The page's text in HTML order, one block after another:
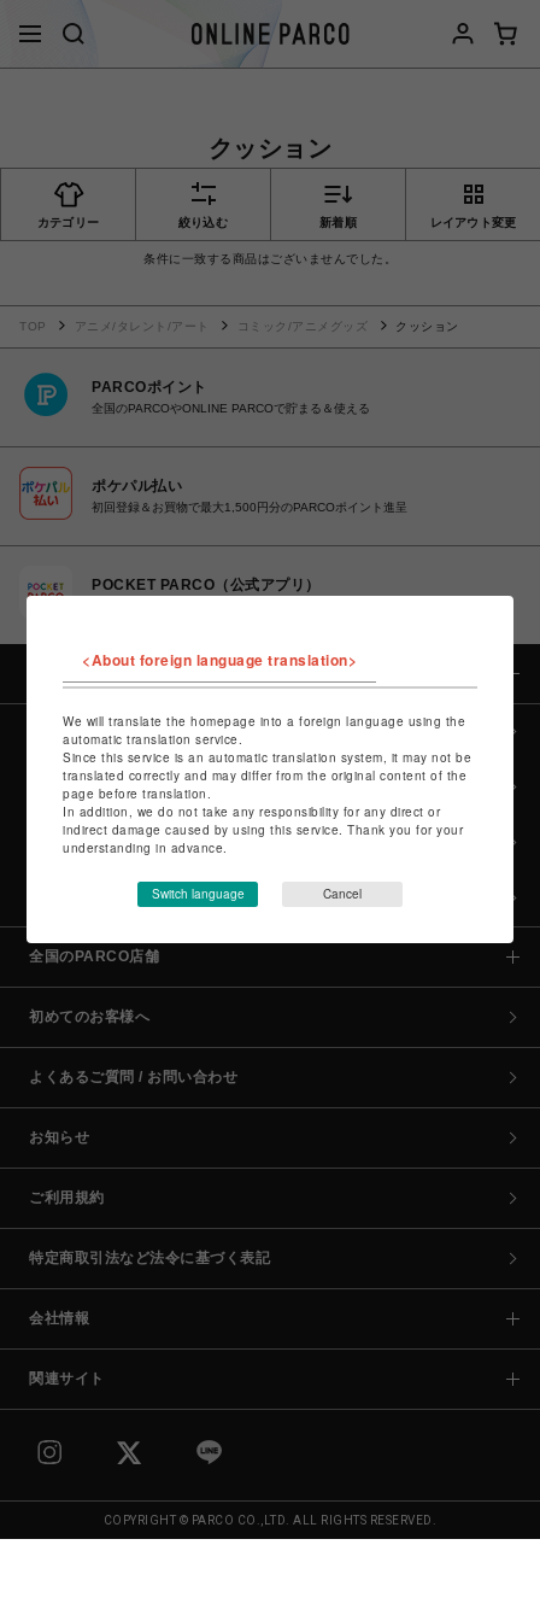
クッション
カテゴリー 絞り込む 新着順 レイアウト変更
条件に一致する商品はございませんでした。
TOP アニメ/タレント/アート コミック/アニメグッズ クッション
PARCOポイント
全国のPARCOやONLINE PARCOで貯まる＆使える
ポケパル払い
初回登録＆お買物で最大1,500円分のPARCOポイント進呈
POCKET PARCO（公式アプリ）
全カテゴリーから探す
culture TOP
POP-UP SHOP TOP
PARCO GAMES TOP
全国のPARCO店舗
初めてのお客様へ
よくあるご質問 / お問い合わせ
お知らせ
ご利用規約
特定商取引法など法令に基づく表記
会社情報
関連サイト
COPYRIGHT © PARCO CO.,LTD. ALL RIGHTS RESERVED.
<About foreign language translation>
We will translate the homepage into a foreign language using the
automatic translation service.
Since this service is an automatic translation system, it may not be
translated correctly and may differ from the original content of the
page before translation.
In addition, we do not take any responsibility for any direct or
indirect damage caused by using this service. Thank you for your
understanding in advance.
Switch language Cancel